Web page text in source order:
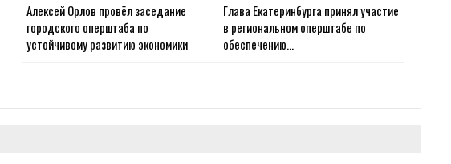
Алексей Орлов провёл заседание
городского оперштаба по
устойчивому развитию экономики
Глава Екатеринбурга принял участие
в региональном оперштабе по
обеспечению…